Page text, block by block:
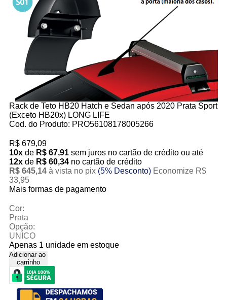
Rack de Teto HB20 Hatch e Sedan após 2020 Prata Sport
(Exceto HB20x) LONG LIFE
Cod. do Produto: PRO56108178005266
R$ 679,09
10xde R$ 67,91 sem juros no cartão de crédito ou até
12xde R$ 60,34no cartão de crédito
R$ 645,14 à vista no pix (5% Desconto) Economize R$
33,95
Mais formas de pagamento
Cor:
Prata
Opção:
UNICO
Apenas 1 unidade em estoque
Adicionar ao
carrinho